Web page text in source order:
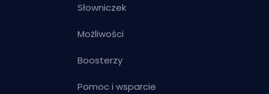
Słowniczek
Możliwości
Boosterzy
Pomoc i wsparcie